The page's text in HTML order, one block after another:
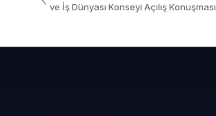
ve İş Dünyası Konseyi Açılış Konuşması